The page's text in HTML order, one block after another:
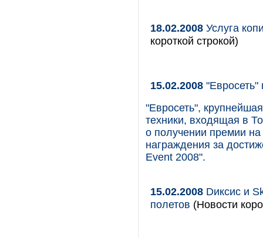
18.02.2008 Услуга
короткой строкой)
15.02.2008
"Евросеть",
техники, входящая в
о получении премии
награждения за
Event 2008".
15.02.2008 Dиксис и
полетов (Новости